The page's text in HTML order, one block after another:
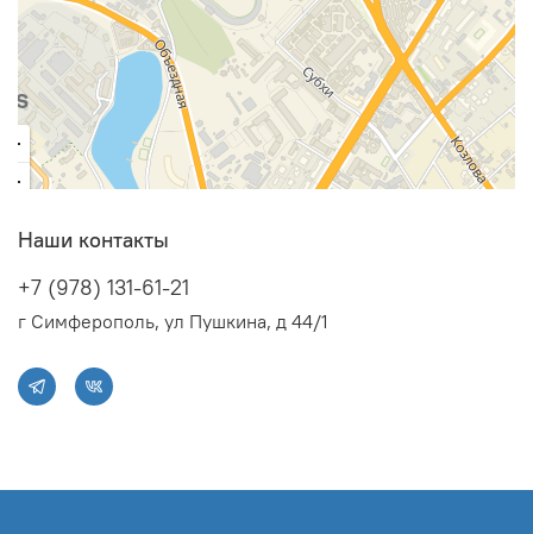
Функция самоочистки;
Авторестарт, самодиагностика;
Подготовлен для подключения модуля Wi-Fi
Наши контакты
+7 (978) 131-61-21
г Симферополь, ул Пушкина, д 44/1